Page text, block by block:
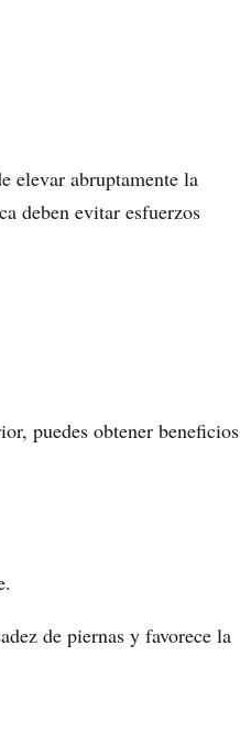
elevar abruptamente la
deben evitar esfuerzos
puedes obtener beneficios
de piernas y favorece la